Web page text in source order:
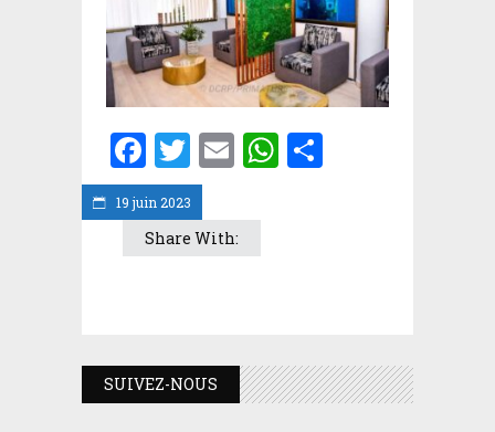
19 juin 2023
Facebook
Twitter
EmailWhatsApp
Share With:
SUIVEZ-NOUS